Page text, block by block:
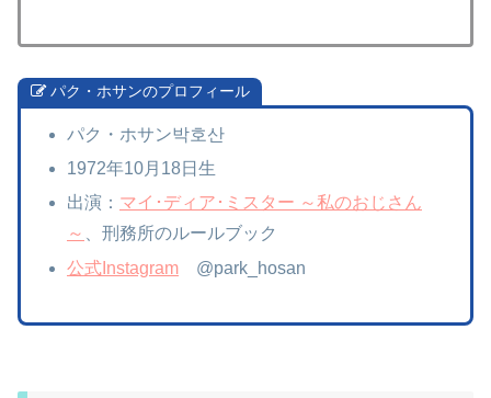
パク・ホサンのプロフィール
パク・ホサン박호산
1972年10月18日生
出演： マイ･ディア･ミスター ～私のおじさん
～
、刑務所のルールブック
公式Instagram@park_hosan